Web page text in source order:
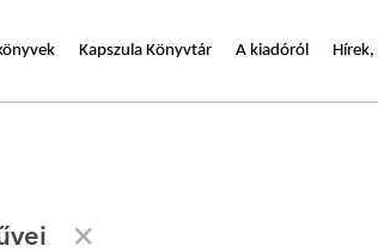
Kapszula Könyvtár A kiadóról